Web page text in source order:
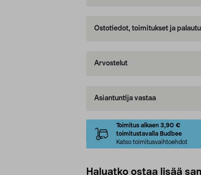
Ostotiedot, toimitukset ja
Arvostelut
Asiantuntija vastaa
Toimitus alkaen 3,90 €
toimitustavalla Budbee
Katso toimitusvaihtoehdot
Haluatko ostaa lisää